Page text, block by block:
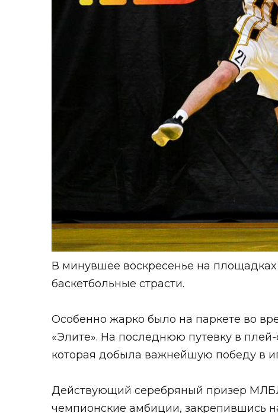
В минувшее воскресенье на
баскетбольные страсти.
Особенно жарко было на паркете во
«Элите». На последнюю путевку в
которая добыла важнейшую победу в
Действующий серебряный призер
чемпионские амбиции, закрепившись